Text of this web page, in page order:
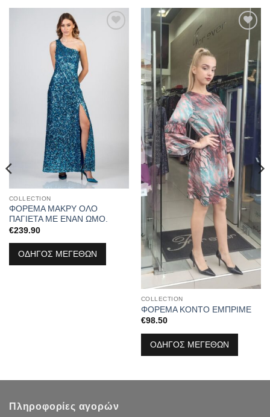
αγαπημένα
COLLECTION
ΦΟΡΕΜΑ ΜΑΚΡΥ ΟΛΟ
ΠΑΓΙΕΤΑ ΜΕ ΕΝΑΝ ΩΜΟ.
€239.90
ΟΔΗΓΟΣ ΜΕΓΕΘΩΝ
Προσθήκη
αγαπημένα
COLLECTION
ΦΟΡΕΜΑ ΚΟΝΤΟ ΕΜΠΡΙΜΕ
€98.50
ΟΔΗΓΟΣ ΜΕΓΕΘΩΝ
Πληροφορίες αγορών